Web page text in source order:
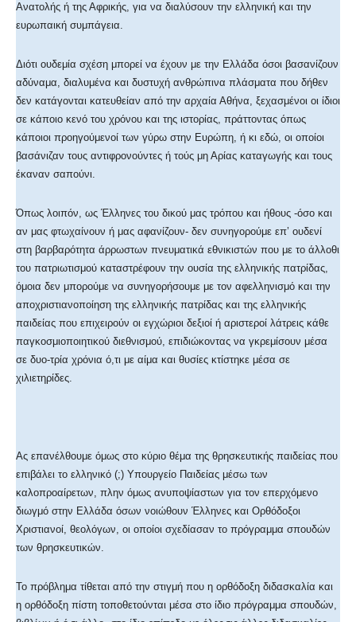
Ανατολής ή της Αφρικής, για να διαλύσουν την ελληνική και την
ευρωπαική συμπάγεια.
Διότι ουδεμία σχέση μπορεί να έχουν με την Ελλάδα όσοι βασανίζουν
αδύναμα, διαλυμένα και δυστυχή ανθρώπινα πλάσματα που δήθεν
δεν κατάγονται κατευθείαν από την αρχαία Αθήνα, ξεχασμένοι οι ίδιοι
σε κάποιο κενό του χρόνου και της ιστορίας, πράττοντας όπως
κάποιοι προηγούμενοί των γύρω στην Ευρώπη, ή κι εδώ, οι οποίοι
βασάνιζαν τους αντιφρονούντες ή τούς μη Αρίας καταγωγής και τους
έκαναν σαπούνι.
Όπως λοιπόν, ως Έλληνες του δικού μας τρόπου και ήθους -όσο και
αν μας φτωχαίνουν ή μας αφανίζουν- δεν συνηγορούμε επ’ ουδενί
στη βαρβαρότητα άρρωστων πνευματικά εθνικιστών που με το άλλοθι
του πατριωτισμού καταστρέφουν την ουσία της ελληνικής πατρίδας,
όμοια δεν μπορούμε να συνηγορήσουμε με τον αφελληνισμό και την
αποχριστιανοποίηση της ελληνικής πατρίδας και της ελληνικής
παιδείας που επιχειρούν οι εγχώριοι δεξιοί ή αριστεροί λάτρεις κάθε
παγκοσμιοποιητικού διεθνισμού, επιδιώκοντας να γκρεμίσουν μέσα
σε δυο-τρία χρόνια ό,τι με αίμα και θυσίες κτίστηκε μέσα σε
χιλιετηρίδες.
Ας επανέλθουμε όμως στο κύριο θέμα της θρησκευτικής παιδείας που
επιβάλει το ελληνικό (;) Υπουργείο Παιδείας μέσω των
καλοπροαίρετων, πλην όμως ανυποψίαστων για τον επερχόμενο
διωγμό στην Ελλάδα όσων νοιώθουν Έλληνες και Ορθόδοξοι
Χριστιανοί, θεολόγων, οι οποίοι σχεδίασαν το πρόγραμμα σπουδών
των θρησκευτικών.
Το πρόβλημα τίθεται από την στιγμή που η ορθόδοξη διδασκαλία και
η ορθόδοξη πίστη τοποθετούνται μέσα στο ίδιο πρόγραμμα σπουδών,